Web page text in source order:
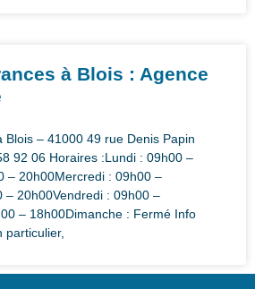
à Blois : Agence
Blois – 41000 49 rue Denis Papin
92 06 Horaires :Lundi : 09h00 –
– 20h00Mercredi : 09h00 –
– 20h00Vendredi : 09h00 –
– 18h00Dimanche : Fermé Info
particulier,